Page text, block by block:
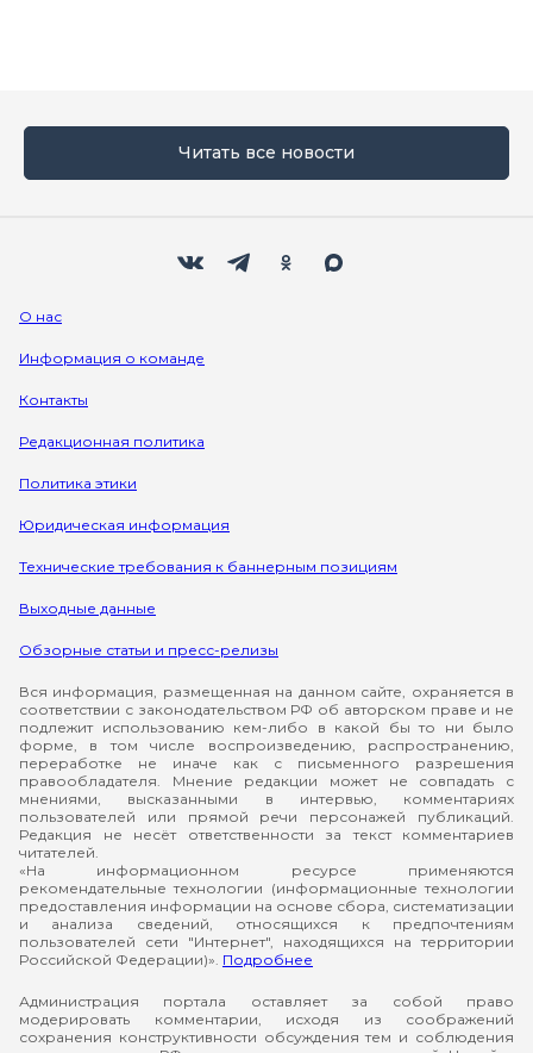
Читать все новости
О нас
Информация о команде
Контакты
Редакционная политика
Политика этики
Юридическая информация
Технические требования к баннерным позициям
Выходные данные
Обзорные статьи и пресс-релизы
Вся информация, размещенная на данном сайте, охраняется в
соответствии с законодательством РФ об авторском праве и не
подлежит использованию кем-либо в какой бы то ни было
форме, в том числе воспроизведению, распространению,
переработке не иначе как с письменного разрешения
правообладателя. Мнение редакции может не совпадать с
мнениями, высказанными в интервью, комментариях
пользователей или прямой речи персонажей публикаций.
Редакция не несёт ответственности за текст комментариев
читателей.
«На информационном ресурсе применяются
рекомендательные технологии (информационные технологии
предоставления информации на основе сбора, систематизации
и анализа сведений, относящихся к предпочтениям
пользователей сети "Интернет", находящихся на территории
Российской Федерации)». Подробнее
Администрация портала оставляет за собой право
модерировать комментарии, исходя из соображений
сохранения конструктивности обсуждения тем и соблюдения